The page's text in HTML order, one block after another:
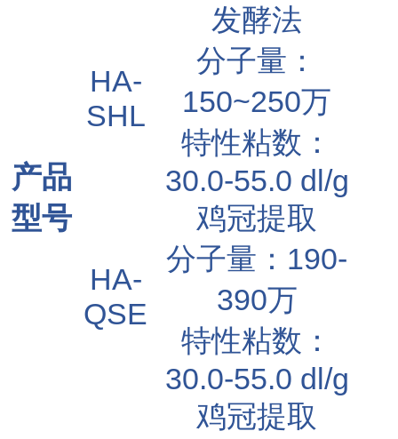
产品
型号
HA-
SHL
发酵法
分子量：
150~250万
特性粘数：
30.0-55.0 dl/g
HA-
QSE
鸡冠提取
分子量：190-
390万
特性粘数：
30.0-55.0 dl/g
鸡冠提取